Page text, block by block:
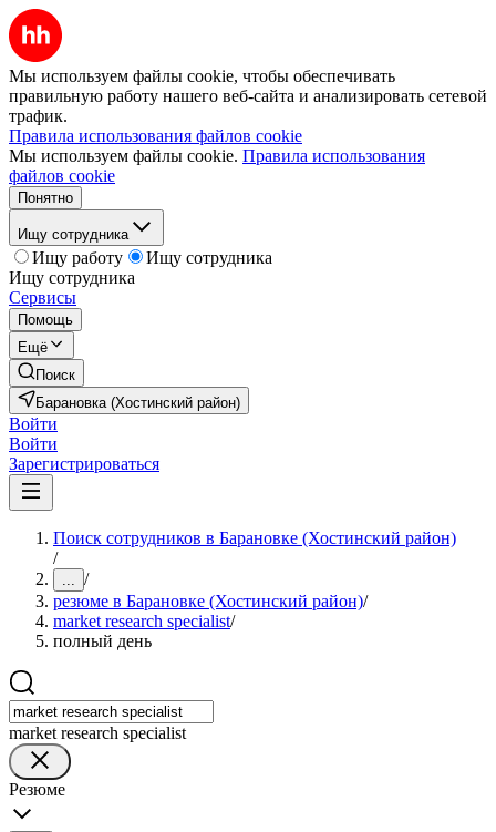
Мы используем файлы cookie, чтобы обеспечивать
правильную работу нашего веб-сайта и анализировать сетевой
трафик.
Правила использования файлов cookie
Мы используем файлы cookie. Правила использования
файлов cookie
Понятно
Ищу сотрудника
Ищу работу
Ищу сотрудника
Ищу сотрудника
Сервисы
Помощь
Ещё
Поиск
Барановка (Хостинский район)
Войти
Войти
Зарегистрироваться
Поиск сотрудников в Барановке (Хостинский район)
/
... /
резюме в Барановке (Хостинский район)/
market research specialist/
полный день
market research specialist
Резюме